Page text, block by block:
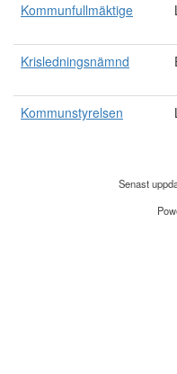
Kommunfullmäktige
Krisledningsnämnd
Kommunstyrelsen
Senast